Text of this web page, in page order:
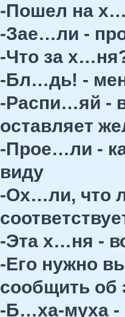
-Пошел на х…
-Зае…ли -
-Что за
-Бл…дь! -
-Распи…яй -
оставляет
-Прое…ли -
виду
-Ох…ли, что
-Эта х…ня -
-Его нужно
сообщить об
-Б…ха-муха -